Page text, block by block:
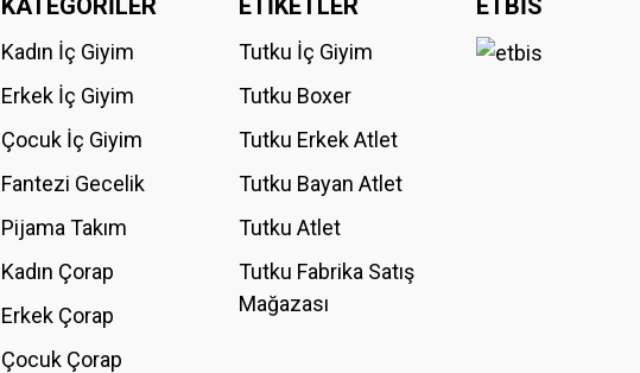
Kadın İç Giyim
Erkek İç Giyim
Çocuk İç Giyim
Fantezi Gecelik
Pijama Takım
Kadın Çorap
Erkek Çorap
Çocuk Çorap
Tutku İç Giyim
Tutku Boxer
Tutku Erkek Atlet
Tutku Bayan Atlet
Tutku Atlet
Tutku Fabrika Satış
Mağazası